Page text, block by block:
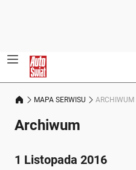
MAPA SERWISU ARCHIWUM
Archiwum
1 Listopada 2016